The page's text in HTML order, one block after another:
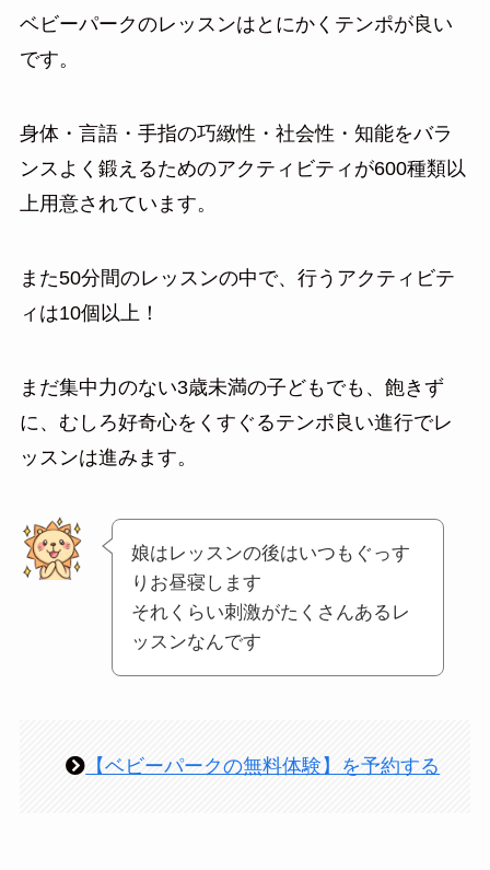
ベビーパークのレッスンはとにかくテンポが良い
です。
身体・言語・手指の巧緻性・社会性・知能をバラ
ンスよく鍛えるためのアクティビティが600種類以
上用意されています。
また50分間のレッスンの中で、行うアクティビテ
ィは10個以上！
まだ集中力のない3歳未満の子どもでも、飽きず
に、むしろ好奇心をくすぐるテンポ良い進行でレ
ッスンは進みます。
娘はレッスンの後はいつもぐっす
りお昼寝します
それくらい刺激がたくさんあるレ
ッスンなんです
【ベビーパークの無料体験】を予約する